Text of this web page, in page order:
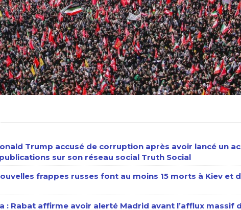
Trump accusé de corruption après avoir lancé un
sur son réseau social Truth Social
frappes russes font au moins 15 morts à Kiev et
: Rabat affirme avoir alerté Madrid avant l’afflux massif